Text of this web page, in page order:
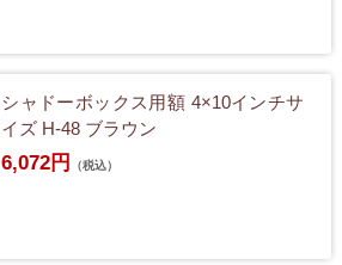
シャドーボックス用額 4×10インチサ
イズ H-48 ブラウン
6,072円 （税込）